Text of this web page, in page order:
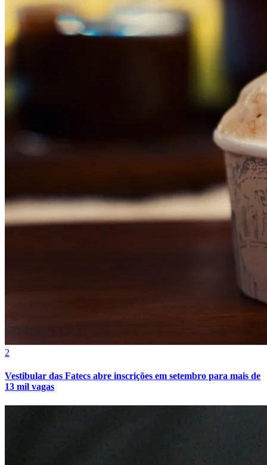
2
Vestibular das Fatecs abre inscrições em setembro para mais de
13 mil vagas